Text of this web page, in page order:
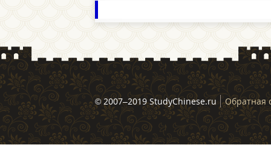
© 2007–2019 StudyChinese.ru Обратная